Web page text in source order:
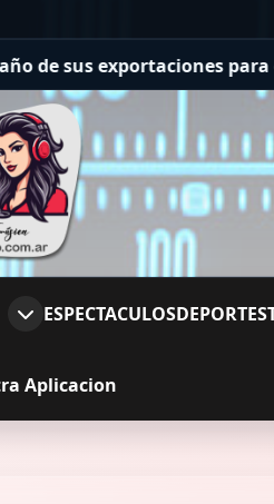
expandirse Una jubilada
ESPECTACULOSDEPORTES
Aplicacion